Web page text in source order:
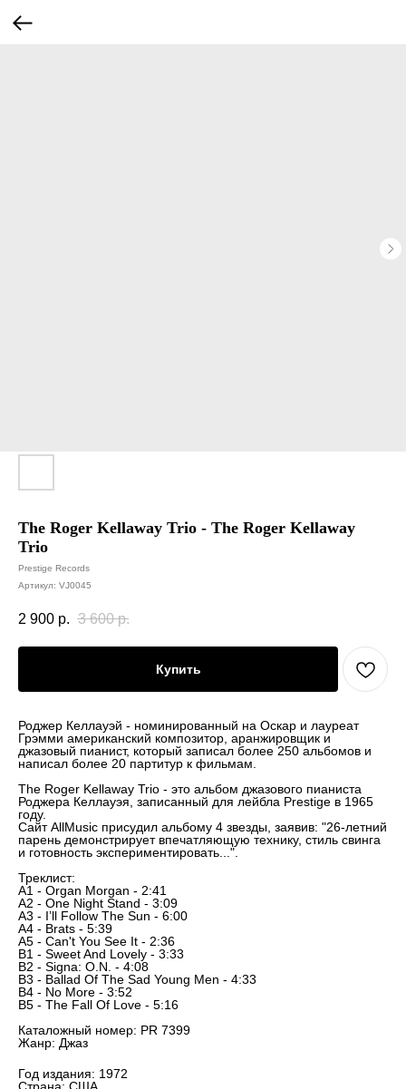
The Roger Kellaway Trio - The Roger Kellaway
Trio
Prestige Records
Артикул: VJ0045
2 900 р. 3 600 р.
Купить
Роджер Келлауэй - номинированный на Оскар и лауреат
Грэмми американский композитор, аранжировщик и
джазовый пианист, который записал более 250 альбомов и
написал более 20 партитур к фильмам.
The Roger Kellaway Trio - это альбом джазового пианиста
Роджера Келлауэя, записанный для лейбла Prestige в 1965
году.
Сайт AllMusic присудил альбому 4 звезды, заявив: "26-летний
парень демонстрирует впечатляющую технику, стиль свинга
и готовность экспериментировать...".
Треклист:
A1 - Organ Morgan - 2:41
A2 - One Night Stand - 3:09
A3 - I’ll Follow The Sun - 6:00
A4 - Brats - 5:39
A5 - Can't You See It - 2:36
B1 - Sweet And Lovely - 3:33
B2 - Signa: O.N. - 4:08
B3 - Ballad Of The Sad Young Men - 4:33
B4 - No More - 3:52
B5 - The Fall Of Love - 5:16
Каталожный номер: PR 7399
Жанр: Джаз
Год издания: 1972